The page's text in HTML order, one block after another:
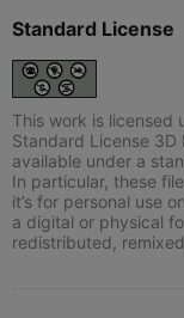
Standard License
This work is licensed
Standard License 3D
available under a
In particular, these
it’s for personal use
a digital or physical
redistributed,